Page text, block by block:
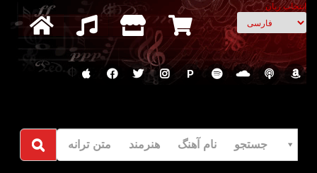
انتخاب زبان
P
جستجو نام آهنگ هنرمند متن ترانه